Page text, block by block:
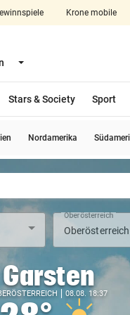
Krone mobile
Menü aufklappen
Stars & Society Sport
Nordamerika
Oberösterreich
Garsten
08.08. 18:37